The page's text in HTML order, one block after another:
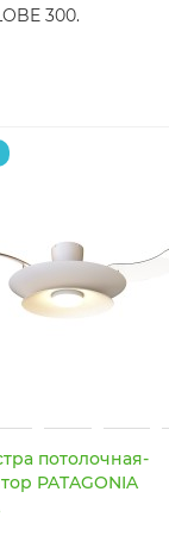
300.
потолочная-
PATAGONIA